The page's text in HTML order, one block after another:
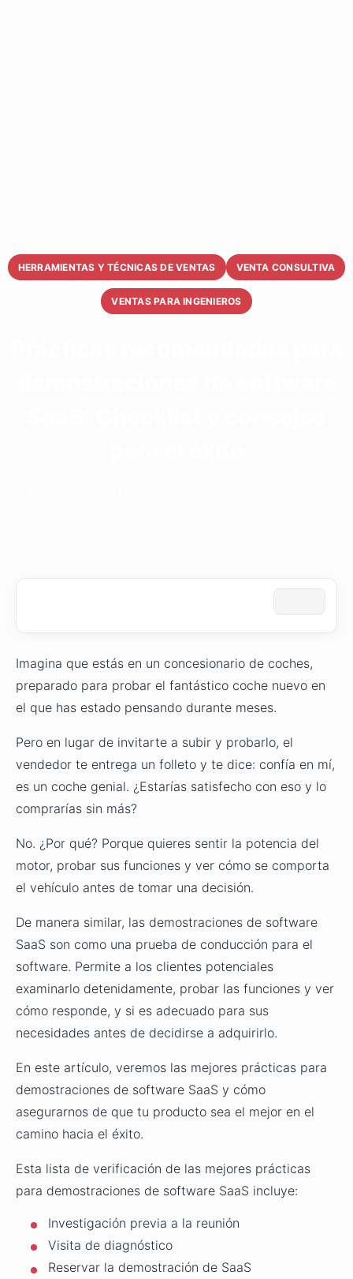
HERRAMIENTAS Y TÉCNICAS DE VENTAS VENTA CONSULTIVA
VENTAS PARA INGENIEROS
Imagina que estás en un concesionario de coches,
preparado para probar el fantástico coche nuevo en
el que has estado pensando durante meses.
Pero en lugar de invitarte a subir y probarlo, el
vendedor te entrega un folleto y te dice: confía en mí,
es un coche genial. ¿Estarías satisfecho con eso y lo
comprarías sin más?
No. ¿Por qué? Porque quieres sentir la potencia del
motor, probar sus funciones y ver cómo se comporta
el vehículo antes de tomar una decisión.
De manera similar, las demostraciones de software
SaaS son como una prueba de conducción para el
software. Permite a los clientes potenciales
examinarlo detenidamente, probar las funciones y ver
cómo responde, y si es adecuado para sus
necesidades antes de decidirse a adquirirlo.
En este artículo, veremos las mejores prácticas para
demostraciones de software SaaS y cómo
asegurarnos de que tu producto sea el mejor en el
camino hacia el éxito.
Esta lista de verificación de las mejores prácticas
para demostraciones de software SaaS incluye:
Investigación previa a la reunión
Visita de diagnóstico
Reservar la demostración de SaaS